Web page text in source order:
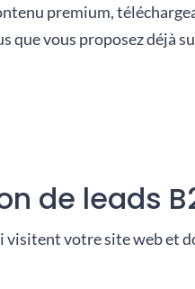
premium,
vous proposez déjà
de leads
visitent votre site web et